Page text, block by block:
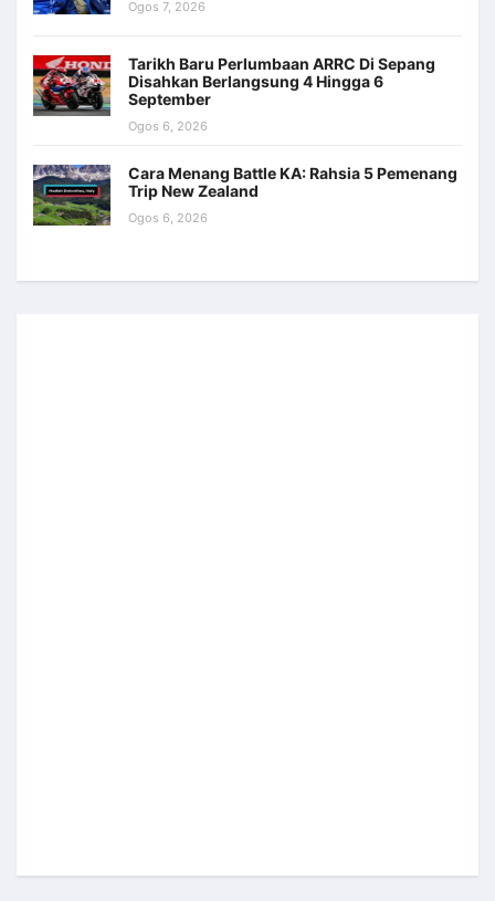
Ogos 7, 2026
Tarikh Baru Perlumbaan ARRC Di Sepang
Disahkan Berlangsung 4 Hingga 6
September
Ogos 6, 2026
Cara Menang Battle KA: Rahsia 5 Pemenang
Trip New Zealand
Ogos 6, 2026